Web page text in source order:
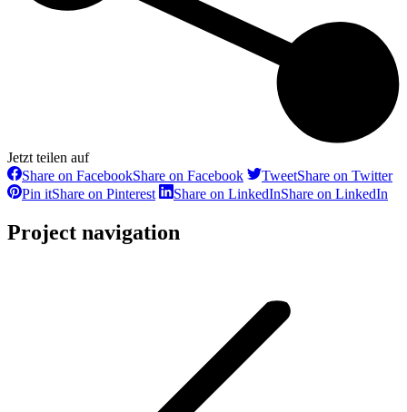
Jetzt teilen auf
Share on FacebookShare on Facebook TweetShare on Twitter
Pin itShare on Pinterest Share on LinkedInShare on LinkedIn
Project navigation